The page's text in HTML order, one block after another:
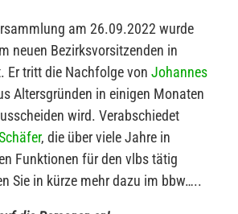
am 26.09.2022 wurde
neuen Bezirksvorsitzenden in
Er tritt die Nachfolge von Johannes
Altersgründen in einigen Monaten
wird. Verabschiedet
, die über viele Jahre in
Funktionen für den vlbs tätig
Sie in kürze mehr dazu im bbw…..